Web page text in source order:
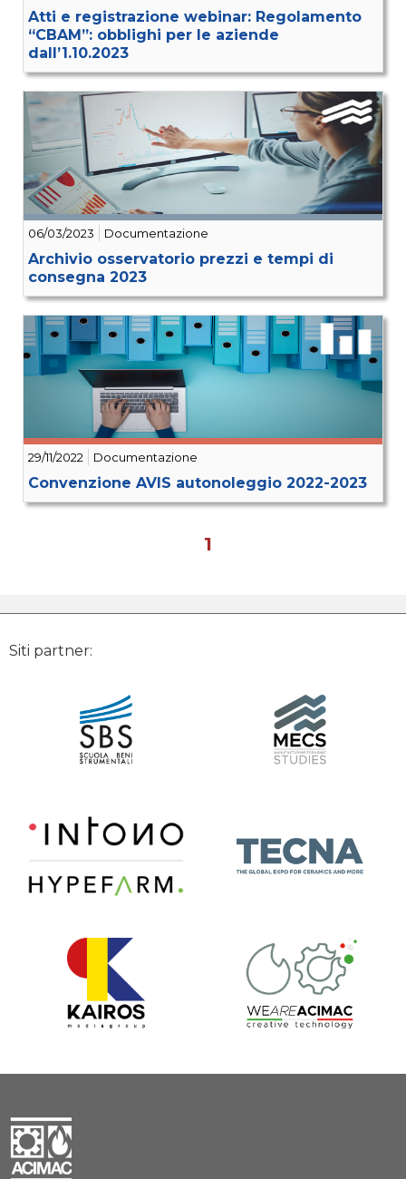
Atti e registrazione webinar: Regolamento
“CBAM”: obblighi per le aziende
dall’1.10.2023
06/03/2023 Documentazione
Archivio osservatorio prezzi e tempi di
consegna 2023
29/11/2022 Documentazione
Convenzione AVIS autonoleggio 2022-2023
1
Siti partner: